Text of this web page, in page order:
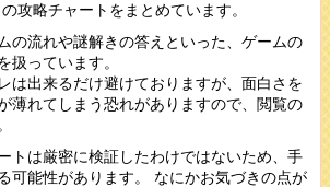
攻略チャートをまとめています。
の流れや謎解きの答えといった、ゲームの
扱っています。
は出来るだけ避けておりますが、面白さを
薄れてしまう恐れがありますので、閲覧の
トは厳密に検証したわけではないため、手
可能性があります。 なにかお気づきの点が